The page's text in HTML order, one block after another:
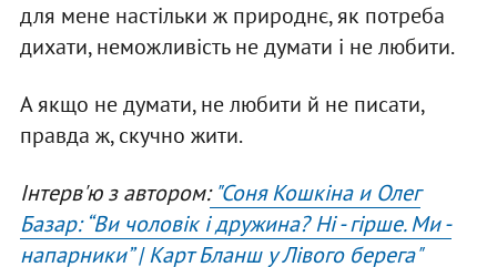
для мене настільки ж природнє, як потреба
дихати, неможливість не думати і не любити.
А якщо не думати, не любити й не писати,
правда ж, скучно жити.
Інтерв'ю з автором:"Соня Кошкіна и Олег
Базар: “Ви чоловік і дружина? Ні - гірше. Ми -
напарники” | Карт Бланш у Лівого берега"